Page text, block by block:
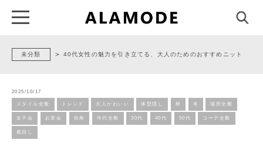
未分類 40代女性の魅力を引き立てる、大人のためのおすすめニット
2025/10/17
スタイル全般 トレンド 大人かわいい 体型隠し 秋 冬 場所全般
女子会 お茶会 街角 年代全般 30代 40代 50代 コーデ全般
着回し